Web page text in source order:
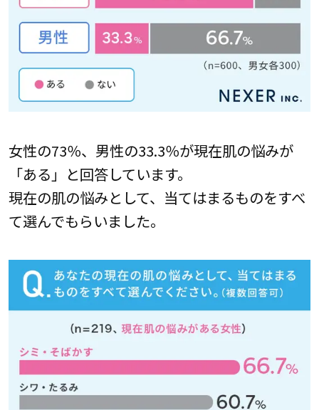
女性の73％、男性の33.3％が現在肌の悩みが
「ある」と回答しています。
現在の肌の悩みとして、当てはまるものをすべ
て選んでもらいました。